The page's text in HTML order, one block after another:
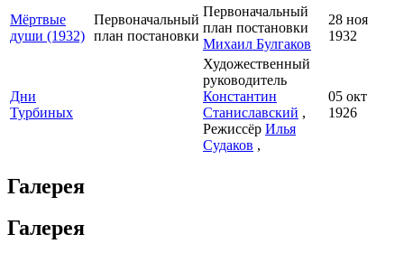
Мёртвые
души (1932)
Первоначальный
план постановки
Первоначальный
план постановки
Михаил Булгаков
28 ноя
1932
Дни
Турбиных
Художественный
руководитель
Константин
Станиславский ,
Режиссёр Илья
Судаков ,
05 окт
1926
Галерея
Галерея